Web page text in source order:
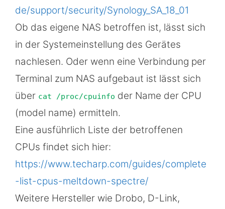
de/support/security/Synology_SA_18_01
Ob das eigene NAS betroffen ist, lässt sich
in der Systemeinstellung des Gerätes
nachlesen. Oder wenn eine Verbindung per
Terminal zum NAS aufgebaut ist lässt sich
über cat /proc/cpuinfo der Name der CPU
(model name) ermitteln.
Eine ausführlich Liste der betroffenen
CPUs findet sich hier:
https://www.techarp.com/guides/complete
-list-cpus-meltdown-spectre/
Weitere Hersteller wie Drobo, D-Link,